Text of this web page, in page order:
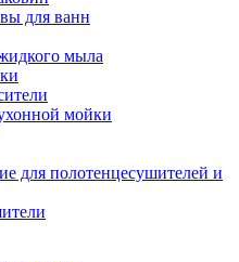
для ванн
мыла
мойки
для полотенцесушителей и